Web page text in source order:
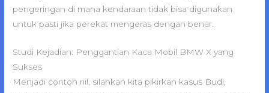
pengeringan di mana kendaraan tidak bisa digunakan
untuk pasti jika perekat mengeras dengan benar.
Studi Kejadian: Penggantian Kaca Mobil BMW X yang
Sukses
Menjadi contoh riil, silahkan kita pikirkan kasus Budi,